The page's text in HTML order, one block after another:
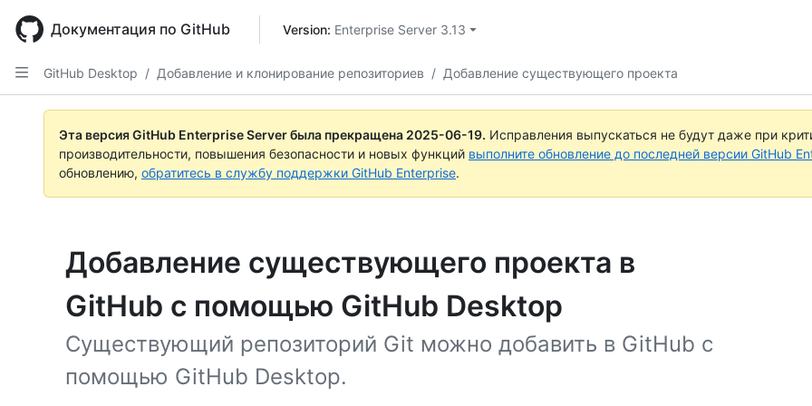
main
content
Документация по GitHub Version: Enterprise Server 3.13
GitHub Desktop / Добавление и клонирование репозиториев / Добавление существующего проекта
Эта версия GitHub Enterprise Server была прекращена 2025-06-19. Исправления выпускаться не будут даже при
производительности, повышения безопасности и новых функций выполните обновление до последней версии GitHub
обновлению, обратитесь в службу поддержки GitHub Enterprise.
Добавление существующего проекта в
GitHub с помощью GitHub Desktop
Существующий репозиторий Git можно добавить в GitHub с
помощью GitHub Desktop.